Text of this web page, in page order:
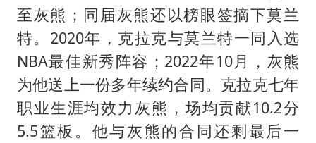
至灰熊；同届灰熊还以榜眼签摘下莫兰
特。2020年，克拉克与莫兰特一同入选
NBA最佳新秀阵容；2022年10月，灰熊
为他送上一份多年续约合同。克拉克七年
职业生涯均效力灰熊，场均贡献10.2分
5.5篮板。他与灰熊的合同还剩最后一